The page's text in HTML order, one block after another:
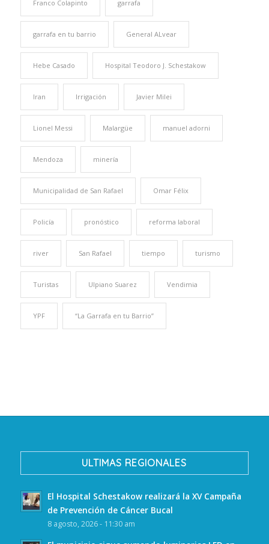
Franco Colapinto garrafa
garrafa en tu barrio General ALvear
Hebe Casado Hospital Teodoro J. Schestakow
Iran Irrigación Javier Milei
Lionel Messi Malargüe manuel adorni
Mendoza minería
Municipalidad de San Rafael Omar Félix
Policía pronóstico reforma laboral
river San Rafael tiempo turismo
Turistas Ulpiano Suarez Vendimia
YPF “La Garrafa en tu Barrio”
ULTIMAS REGIONALES
El Hospital Schestakow realizará la XV Campaña
de Prevención de Cáncer Bucal
8 agosto, 2026 - 11:30 am